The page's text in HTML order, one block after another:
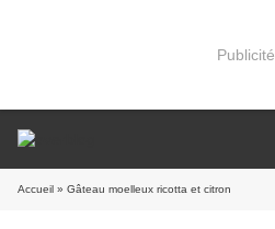
Publicité
Accueil » Gâteau moelleux ricotta et citron